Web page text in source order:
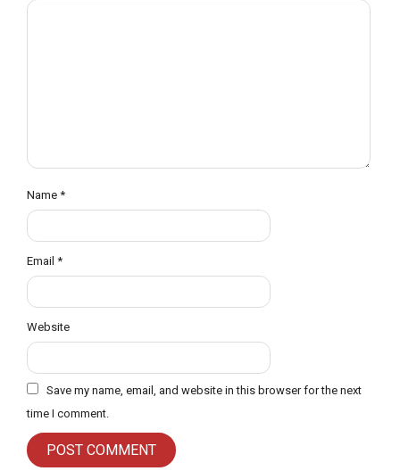
Name *
Email *
Website
Save my name, email, and website in this browser for the next
time I comment.